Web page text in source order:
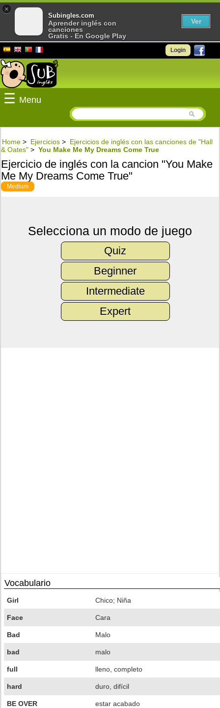
Login
☰ Menu
Home > Ejercicios > Ejercicios de inglés con las canciones de "Hall
& Oates" > You Make Me My Dreams Come True
Ejercicio de inglés con la cancion "You Make
Me My Dreams Come True"
Medium
Selecciona un modo de juego
Quiz
Beginner
Intermediate
Expert
Vocabulario
Girl Chico; Niña
Face Cara
Bad Malo
bad malo
full lleno, completo
hard duro, difícil
BE OVER estar acabado
×
Subingles.com
Aprender inglés con
canciones
Gratis - En Google Play
Ver